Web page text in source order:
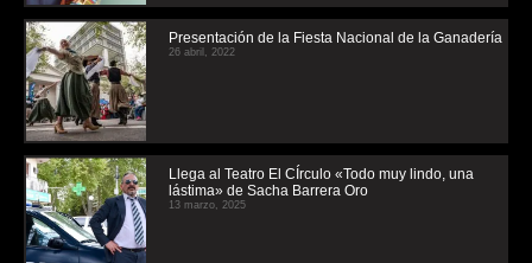
Presentación de la Fiesta Nacional de la Ganadería
26 abril, 2022
Llega al Teatro El CÍrculo «Todo muy lindo, una
lástima» de Sacha Barrera Oro
13 marzo, 2025